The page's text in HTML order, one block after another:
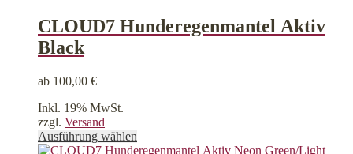
Produktseite
CLOUD7 Hunderegenmantel Aktiv
Black
ab 100,00 €
Inkl. 19% MwSt.
zzgl. Versand
Ausführung wählen
Produkt